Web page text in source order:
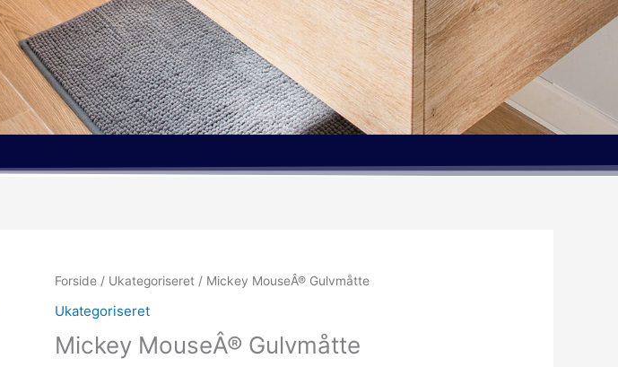
Forside / Ukategoriseret / Mickey MouseÂ® Gulvmåtte
Ukategoriseret
Mickey MouseÂ® Gulvmåtte